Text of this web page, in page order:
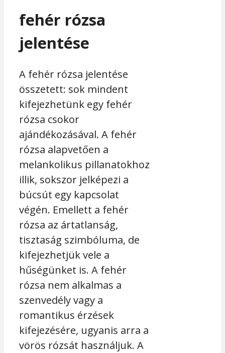
fehér rózsa
jelentése
A fehér rózsa jelentése
összetett: sok mindent
kifejezhetünk egy fehér
rózsa csokor
ajándékozásával. A fehér
rózsa alapvetően a
melankolikus pillanatokhoz
illik, sokszor jelképezi a
búcsút egy kapcsolat
végén. Emellett a fehér
rózsa az ártatlanság,
tisztaság szimbóluma, de
kifejezhetjük vele a
hűségünket is. A fehér
rózsa nem alkalmas a
szenvedély vagy a
romantikus érzések
kifejezésére, ugyanis arra a
vörös rózsát használjuk. A